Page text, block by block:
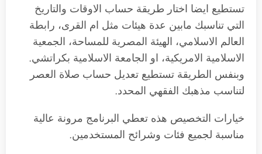
تستطيع ايضا اختار طريقة حساب الاوقات والتاريخ
التي تناسبك مابين عدة هيئات مثل ام القرى، رابطة
العالم الاسلامي، الهيئة المصرية للمساحة، الجمعية
الاسلامية الامريكية، او الجامعة الاسلامية بكراتشي.
وبنفس الطريقة تستطيع تعديل حساب صلاة العصر
لتناسب مذهبك الفقهي المحدد.
خيارات التخصيص هذه تعطي البرنامج مرونة عالية
مناسبة لجميع فئات وشرائح المستخدمين.